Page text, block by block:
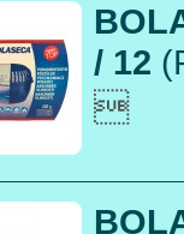
/ 12
